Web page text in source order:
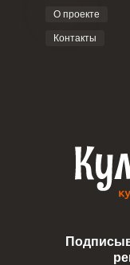
О проекте
Контакты